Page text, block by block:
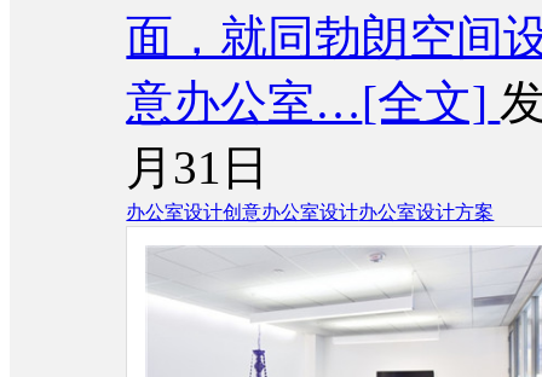
面，就同勃朗空间
意办公室…[全文]
月31日
办公室设计创意办公室设计办公室设计方案